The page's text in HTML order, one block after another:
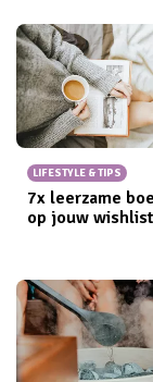
LIFESTYLE & TIPS
7x leerzame
op jouw wishlist